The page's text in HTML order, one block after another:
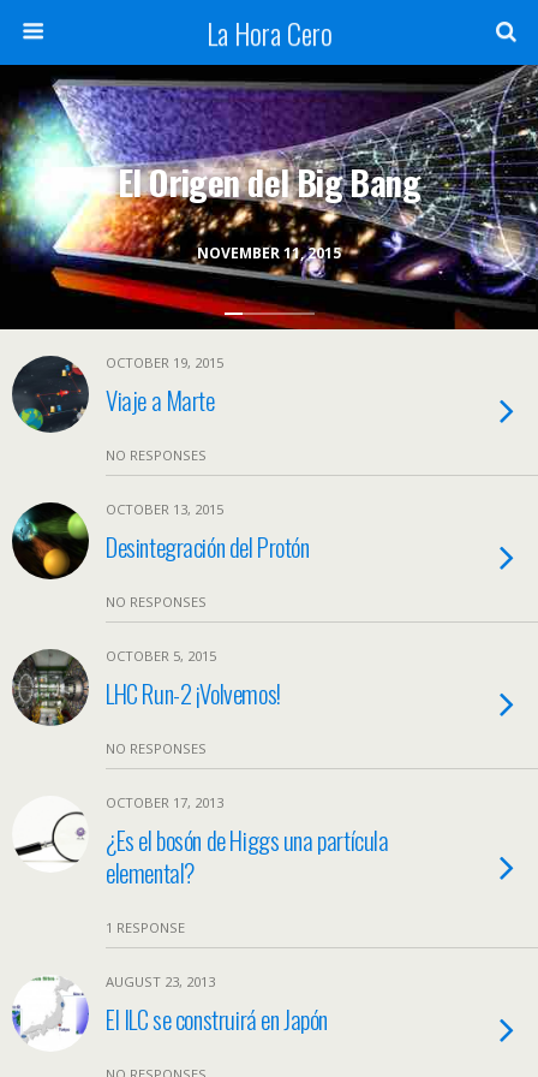
La Hora Cero
NOVEMBER 11, 2015
El Origen del Big Bang
OCTOBER 19, 2015
Viaje a Marte
NO RESPONSES
OCTOBER 13, 2015
Desintegración del Protón
NO RESPONSES
OCTOBER 5, 2015
LHC Run-2 ¡Volvemos!
NO RESPONSES
OCTOBER 17, 2013
¿Es el bosón de Higgs una partícula
elemental?
1 RESPONSE
AUGUST 23, 2013
El ILC se construirá en Japón